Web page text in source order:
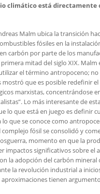
climático está directamente
Malm ubica la transición
fósiles en la
carbón por parte de los
mitad del siglo XIX. Malm
el término antropoceno;
mostró que es posible redefinir
marxistas, concentrándose
Lo más interesante de
lo que está en juego es definir
que se conoce como
complejo fósil se consolidó y
momento en que la
impactos significativos sobre el
la adopción del carbón
la revolución industrial a
tienen